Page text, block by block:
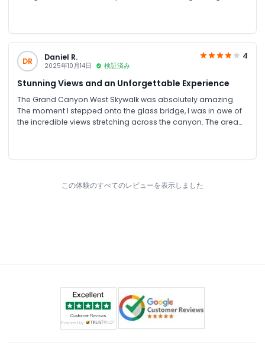
memorable adventure that I would gladly recommend to
friends and family.
DR
Daniel R.
2025年10月14日 検証済み
4
Stunning Views and an Unforgettable Experience
The Grand Canyon West Skywalk was absolutely amazing.
The moment I stepped onto the glass bridge, I was in awe of
the incredible views stretching across the canyon. The area
この体験のすべてのレビューを表示しました